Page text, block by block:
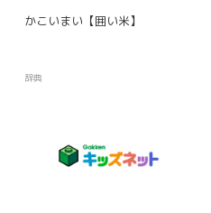
かこいまい【囲い米】
辞典